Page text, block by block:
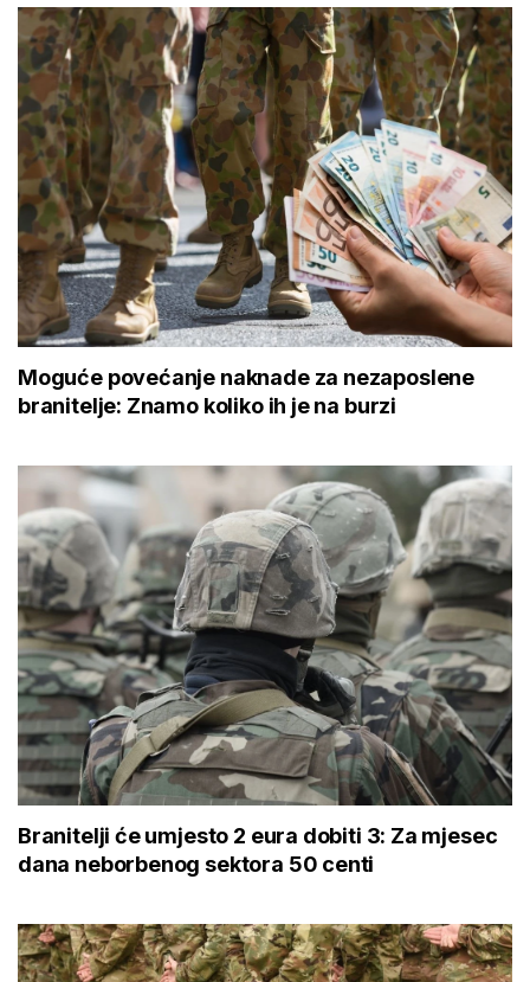
Moguće povećanje naknade za nezaposlene
branitelje: Znamo koliko ih je na burzi
Branitelji će umjesto 2 eura dobiti 3: Za mjesec
dana neborbenog sektora 50 centi